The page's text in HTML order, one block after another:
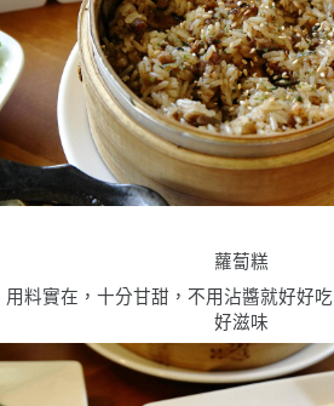
蘿蔔糕
用料實在，十分甘甜，不用沾醬就好好
好滋味